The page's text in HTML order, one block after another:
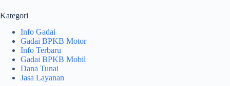
Kategori
Info Gadai
Gadai BPKB Motor
Info Terbaru
Gadai BPKB Mobil
Dana Tunai
Jasa Layanan